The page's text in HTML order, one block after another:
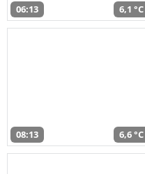
06:13 6,1 °C
08:13 6,6 °C